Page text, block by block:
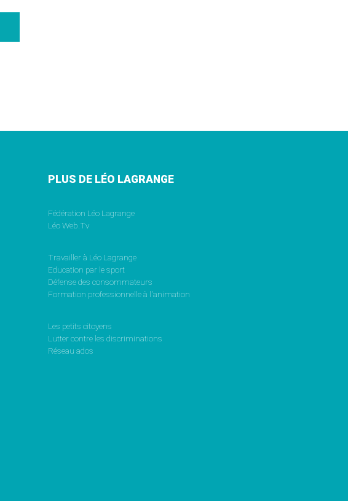
PLUS DE LÉO LAGRANGE
Fédération Léo Lagrange
Léo Web.Tv
Travailler à Léo Lagrange
Education par le sport
Défense des consommateurs
Formation professionnelle à l'animation
Les petits citoyens
Lutter contre les discriminations
Réseau ados